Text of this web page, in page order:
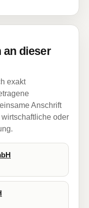
an dieser
exakt
Anschrift
oder